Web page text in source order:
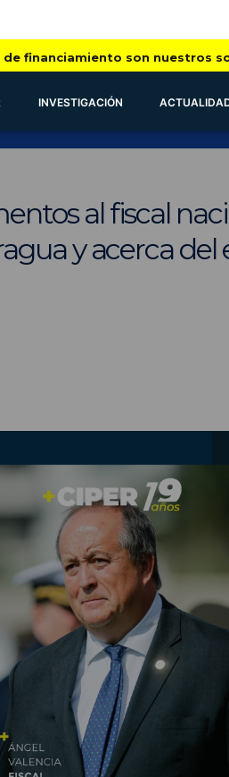
financiamiento son nuestros
INVESTIGACIÓN
al fiscal
y acerca